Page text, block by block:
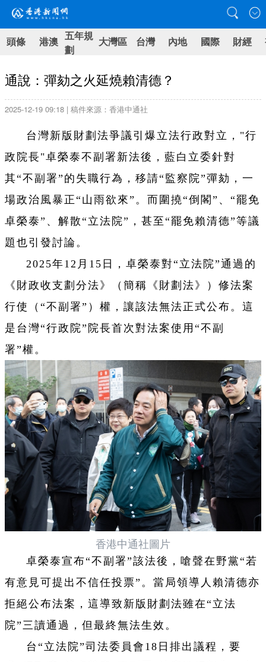
頭條 港澳 五年規
劃
大灣區 台灣 內地 國際 財經
通說：彈劾之火延燒賴清德？
2025-12-19 09:18 | 稿件來源：香港中通社
台灣新版財劃法爭議引爆立法行政對立，"行
政院長"卓榮泰不副署新法後，藍白立委針對
其“不副署”的失職行為，移請“監察院”彈劾，一
場政治風暴正“山雨欲來”。而圍撓“倒閣”、“罷免
卓榮泰”、解散“立法院”，甚至“罷免賴清德”等議
題也引發討論。
2025年12月15日，卓榮泰對“立法院”通過的
《財政收支劃分法》（簡稱《財劃法》）修法案
行使（“不副署”）權，讓該法無法正式公布。這
是台灣“行政院”院長首次對法案使用“不副
署”權。
香港中通社圖片
卓榮泰宣布“不副署”該法後，嗆聲在野黨“若
有意見可提出不信任投票”。當局領導人賴清德亦
拒絕公布法案，這導致新版財劃法雖在“立法
院”三讀通過，但最終無法生效。
台“立法院”司法委員會18日排出議程，要